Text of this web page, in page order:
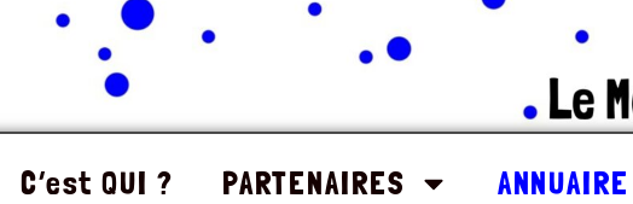
C’est QUI ? PARTENAIRES ANNUAIRE